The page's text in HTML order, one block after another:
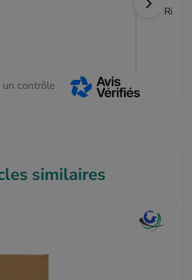
Rien
contrôle
similaires